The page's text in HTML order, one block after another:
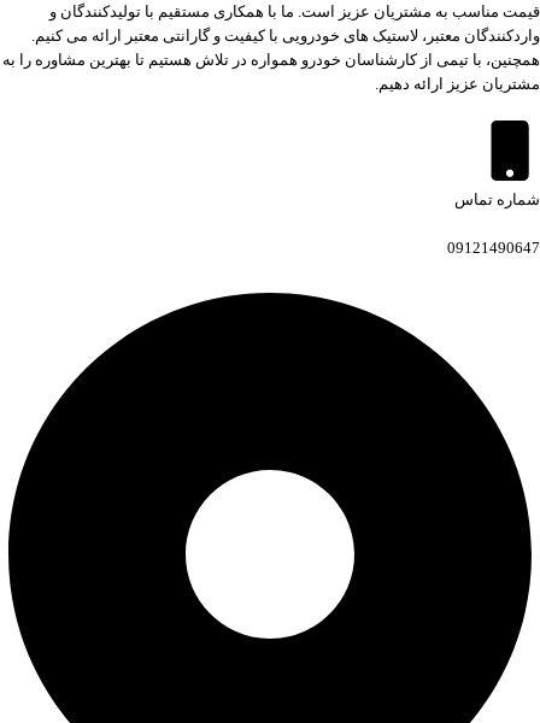
قیمت مناسب به مشتریان عزیز است. ما با همکاری مستقیم با تولیدکنندگان و
واردکنندگان معتبر، لاستیک های خودرویی با کیفیت و گارانتی معتبر ارائه می کنیم.
همچنین، با تیمی از کارشناسان خودرو همواره در تلاش هستیم تا بهترین مشاوره را به
مشتریان عزیز ارائه دهیم.
شماره تماس
09121490647